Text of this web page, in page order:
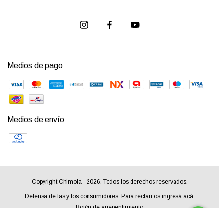
Medios de pago
Medios de envío
Copyright Chimola - 2026. Todos los derechos reservados.
Defensa de las y los consumidores. Para reclamos ingresá acá.